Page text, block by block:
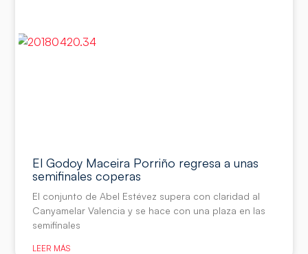
El Godoy Maceira Porriño regresa a unas
semifinales coperas
El conjunto de Abel Estévez supera con claridad al
Canyamelar Valencia y se hace con una plaza en las
semifinales
LEER MÁS